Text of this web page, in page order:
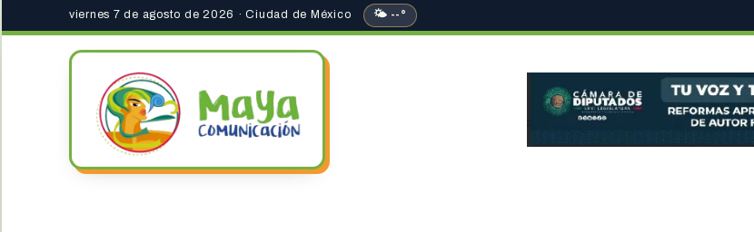
viernes 7 de agosto de 2026 · Ciudad de México 🌤 --°